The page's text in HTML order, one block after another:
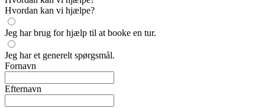
Hvordan kan vi hjælpe?
Jeg har brug for hjælp til at booke en tur.
Jeg har et generelt spørgsmål.
Fornavn
Efternavn